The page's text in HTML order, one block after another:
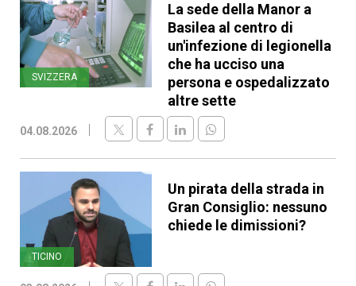
SVIZZERA
La sede della Manor a
Basilea al centro di
un'infezione di legionella
che ha ucciso una
persona e ospedalizzato
altre sette
04.08.2026
TICINO
Un pirata della strada in
Gran Consiglio: nessuno
chiede le dimissioni?